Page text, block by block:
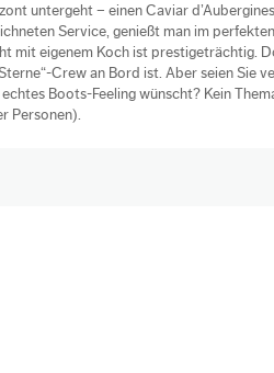
untergeht – einen Caviar
Service, genießt man im
mit eigenem Koch ist prestigeträchtig.
Crew an Bord ist. Aber seien Sie
Boots-Feeling wünscht? Kein
Personen).